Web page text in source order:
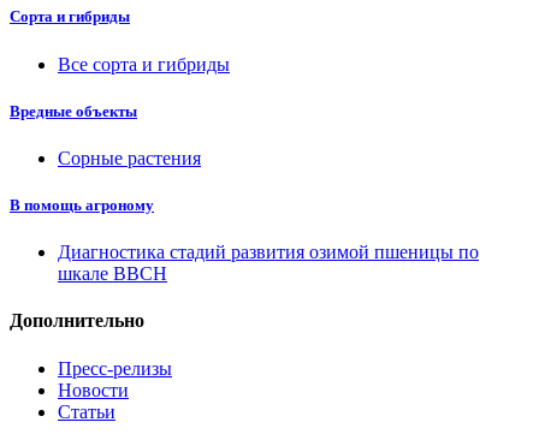
Сорта и гибриды
Все сорта и гибриды
Вредные объекты
Сорные растения
В помощь агроному
Диагностика стадий развития озимой пшеницы по
шкале ВВСН
Дополнительно
Пресс-релизы
Новости
Статьи